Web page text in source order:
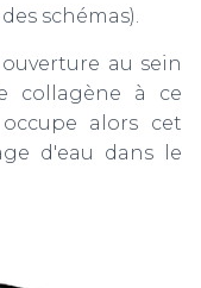
schémas).
au sein
collagène à ce
alors cet
d'eau dans le